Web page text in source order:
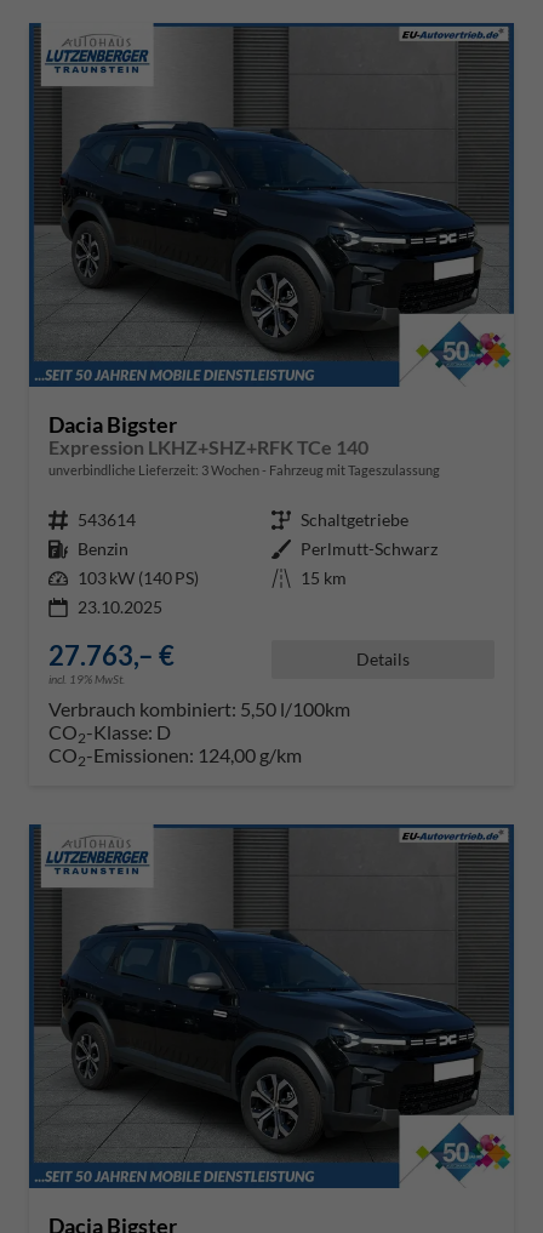
Dacia Bigster
Expression LKHZ+SHZ+RFK TCe 140
unverbindliche Lieferzeit: 3 Wochen Fahrzeug mit Tageszulassung
Fahrzeugnr. 543614 Getriebe Schaltgetriebe
Kraftstoff Benzin Außenfarbe Perlmutt-Schwarz
Leistung 103 kW (140 PS) Kilometerstand 15 km
23.10.2025
27.763,– €
incl. 19% MwSt.
Details
Verbrauch kombiniert: 5,50 l/100km
CO2-Klasse: D
CO2-Emissionen: 124,00 g/km
Dacia Bigster